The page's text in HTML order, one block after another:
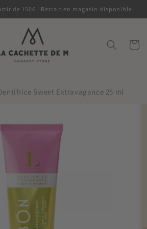
de 150€ | Retrait en magasin disponible
Panier
Sweet Extravagance 25 ml